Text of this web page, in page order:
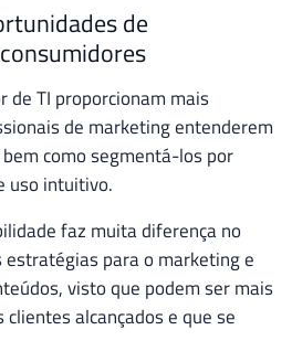
de
TI proporcionam mais
de marketing entenderem
como segmentá-los por
uso intuitivo.
faz muita diferença no
estratégias para o marketing e
visto que podem ser mais
alcançados e que se